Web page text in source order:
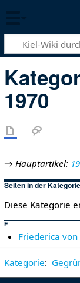
1970
→ Hauptartikel:
Seiten in der
Diese Kategorie
F
Friederica
Kategorie: